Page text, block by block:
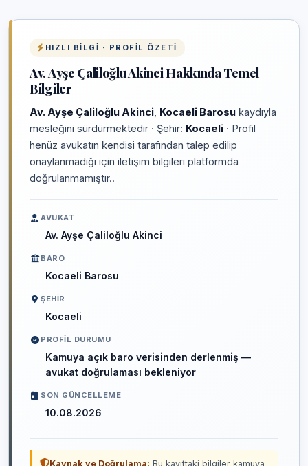
HIZLI BILGI · PROFIL ÖZETI
Av. Ayşe Çaliloğlu Akinci Hakkında Temel
Bilgiler
Av. Ayşe Çaliloğlu Akinci Kocaeli Barosu kaydıyla
mesleğini sürdürmektedir · Şehir: Kocaeli · Profil
henüz avukatın kendisi tarafından talep edilip
onaylanmadığı için iletişim bilgileri platformda
doğrulanmamıştır..
AVUKAT
Av. Ayşe Çaliloğlu Akinci
BARO
Kocaeli Barosu
ŞEHIR
Kocaeli
PROFIL DURUMU
Kamuya açık baro verisinden derlenmiş —
avukat doğrulaması bekleniyor
SON GÜNCELLEME
10.08.2026
Kaynak ve Doğrulama: Bu kayıttaki bilgiler kamuya